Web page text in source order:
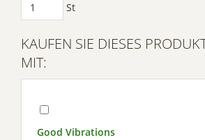
St
KAUFEN SIE DIESES
MIT:
Good Vibrations